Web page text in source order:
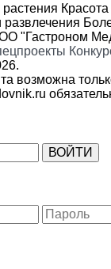
"Гастроном
возможна